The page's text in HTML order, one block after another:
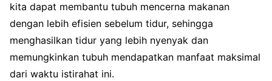
kita dapat membantu tubuh mencerna makanan
dengan lebih efisien sebelum tidur, sehingga
menghasilkan tidur yang lebih nyenyak dan
memungkinkan tubuh mendapatkan manfaat maksimal
dari waktu istirahat ini.